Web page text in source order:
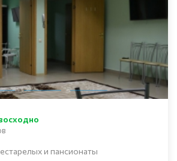
и пансионаты